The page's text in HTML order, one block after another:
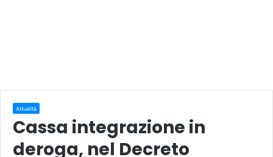
Attualità
Cassa integrazione in
deroga, nel Decreto